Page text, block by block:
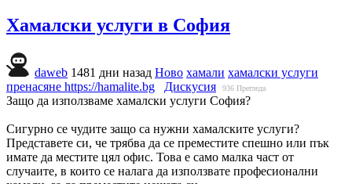
Хамалски услуги в София
daweb 1481 дни назад Ново хамали хамалски услуги
пренасяне https://hamalite.bg Дискусия 936 Прегледа
Защо да използваме хамалски услуги София?
Сигурно се чудите защо са нужни хамалските услуги?
Представете си, че трябва да се преместите спешно или пък
имате да местите цял офис. Това е само малка част от
случаите, в които се налага да използвате професионални